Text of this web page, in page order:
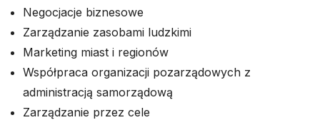
Negocjacje biznesowe
Zarządzanie zasobami ludzkimi
Marketing miast i regionów
Współpraca organizacji pozarządowych z
administracją samorządową
Zarządzanie przez cele